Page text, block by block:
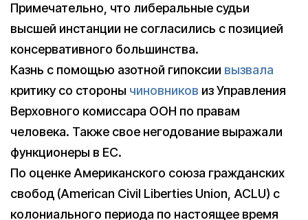
Примечательно, что либеральные судьи
высшей инстанции не согласились с позицией
консервативного большинства.
Казнь с помощью азотной гипоксии вызвала
критику со стороны чиновников из Управления
Верховного комиссара ООН по правам
человека. Также свое негодование выражали
функционеры в ЕС.
По оценке Американского союза гражданских
свобод (American Civil Liberties Union, ACLU) с
колониального периода по настоящее время